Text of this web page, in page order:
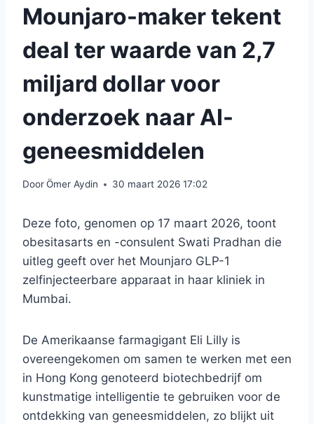
Mounjaro-maker tekent
deal ter waarde van 2,7
miljard dollar voor
onderzoek naar AI-
geneesmiddelen
DoorÖmer Aydin 30 maart 2026 17:02
Deze foto, genomen op 17 maart 2026, toont
obesitasarts en -consulent Swati Pradhan die
uitleg geeft over het Mounjaro GLP-1
zelfinjecteerbare apparaat in haar kliniek in
Mumbai.
De Amerikaanse farmagigant Eli Lilly is
overeengekomen om samen te werken met een
in Hong Kong genoteerd biotechbedrijf om
kunstmatige intelligentie te gebruiken voor de
ontdekking van geneesmiddelen, zo blijkt uit